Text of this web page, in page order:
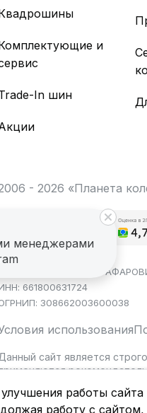
и
In шин
- 2026 «Планета
ИП САГДЕЕВ ДИНАР
661800631724
308662003600038
использования
сайт является
менеджерами
работы
работу с